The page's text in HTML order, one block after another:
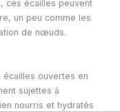
ces écailles peuvent
un peu comme les
de nœuds.
écailles ouvertes en
sujettes à
nourris et hydratés